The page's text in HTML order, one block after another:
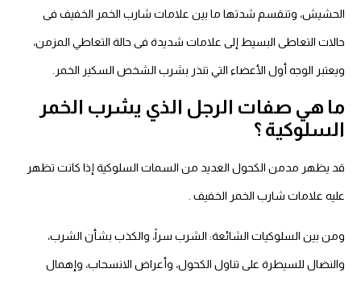
الحشيش، وتنقسم شدتها ما بين علامات شارب الخمر الخفيف فى
حالات التعاطى البسيط إلى علامات شديدة فى حالة التعاطي المزمن،
ويعتبر الوجه أول الأعضاء التي تنذر بشرب الشخص السكير الخمر.
ما هي صفات الرجل الذي يشرب الخمر
السلوكية ؟
قد يظهر مدمن الكحول العديد من السمات السلوكية إذا كانت تظهر
عليه علامات شارب الخمر الخفيف .
ومن بين السلوكيات الشائعة: الشرب سراً، والكذب بشأن الشرب،
والنضال للسيطرة على تناول الكحول، وأعراض الانسحاب، وإهمال